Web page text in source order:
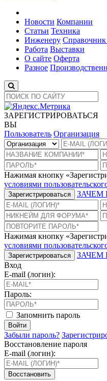
Новости Компании
Статьи Техника
Инженеру
Работа Выставки
О сайте Оферта
Разное
ЗАРЕГИСТРИРОВАТЬСЯ
ВЫ
Пользователь Организация
Нажимая кнопку
условиями
Зарегистрироваться ЗАЧЕМ
Нажимая кнопку
условиями
Зарегистрироваться
ЗАЧЕМ
Вход
E-mail (логин):
Пароль:
Запомнить пароль
Войти
Забыли пароль?
Восстановление пароля
E-mail (логин):
Восстановить